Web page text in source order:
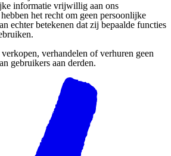
informatie vrijwillig aan ons
het recht om geen persoonlijke
echter betekenen dat zij bepaalde functies
verhandelen of verhuren geen
gebruikers aan derden.